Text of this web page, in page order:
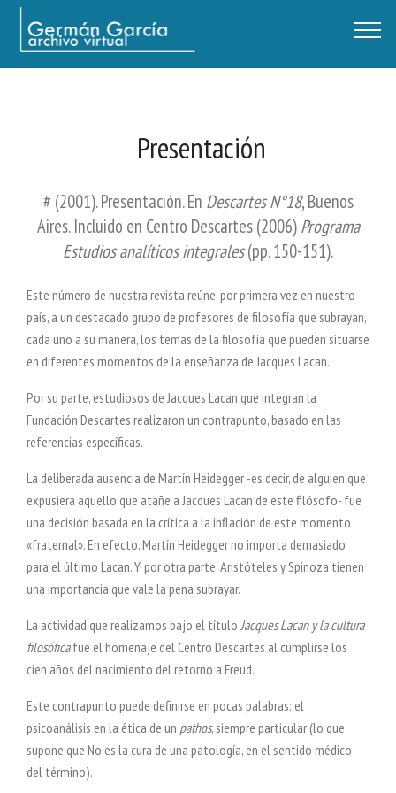
Germán García - Archivo Virtual / Centro Descartes, Buenos Aires
Presentación
# (2001). Presentación. En Descartes N°18, Buenos
Aires. Incluido en Centro Descartes (2006)Programa
Estudios analíticos integrales(pp. 150-151).
Este número de nuestra revista reúne, por primera vez en nuestro
país, a un destacado grupo de profesores de filosofía que subrayan,
cada uno a su manera, los temas de la filosofía que pueden situarse
en diferentes momentos de la enseñanza de Jacques Lacan.
Por su parte, estudiosos de Jacques Lacan que integran la
Fundación Descartes realizaron un contrapunto, basado en las
referencias específicas.
La deliberada ausencia de Martín Heidegger -es decir, de alguien que
expusiera aquello que atañe a Jacques Lacan de este filósofo- fue
una decisión basada en la crítica a la inflación de este momento
«fraternal». En efecto, Martín Heidegger no importa demasiado
para el último Lacan. Y, por otra parte, Aristóteles y Spinoza tienen
una importancia que vale la pena subrayar.
La actividad que realizamos bajo el títuloJacques Lacan y la cultura
filosóficafue el homenaje del Centro Descartes al cumplirse los
cien años del nacimiento del retorno a Freud.
Este contrapunto puede definirse en pocas palabras: el
psicoanálisis en la ética de un pathos, siempre particular (lo que
supone que No es la cura de una patología, en el sentido médico
del término).